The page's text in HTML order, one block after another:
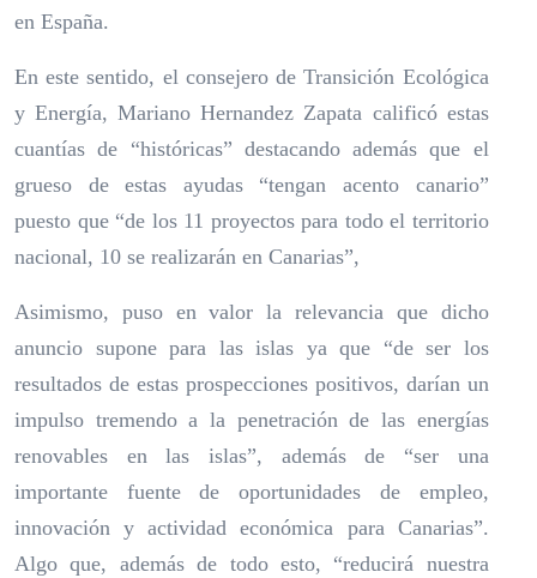
en España.
En este sentido, el consejero de Transición Ecológica
y Energía, Mariano Hernandez Zapata calificó estas
cuantías de “históricas” destacando además que el
grueso de estas ayudas “tengan acento canario”
puesto que “de los 11 proyectos para todo el territorio
nacional, 10 se realizarán en Canarias”,
Asimismo, puso en valor la relevancia que dicho
anuncio supone para las islas ya que “de ser los
resultados de estas prospecciones positivos, darían un
impulso tremendo a la penetración de las energías
renovables en las islas”, además de “ser una
importante fuente de oportunidades de empleo,
innovación y actividad económica para Canarias”.
Algo que, además de todo esto, “reducirá nuestra